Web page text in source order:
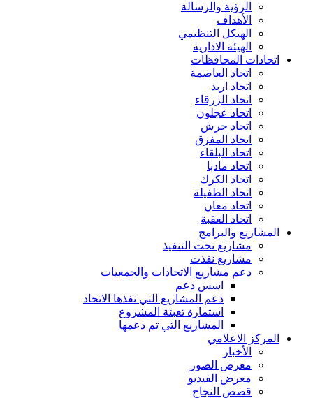
الرؤية والرسالة
الأهداف
الهيكل التنظيمي
الهيئة الادارية
اتحادات المحافظات
اتحاد العاصمة
اتحاد اربد
اتحاد الزرقاء
اتحاد عجلون
اتحاد جرش
اتحاد المفرق
اتحاد البلقاء
اتحاد مادبا
اتحاد الكرك
اتحاد الطفيلة
اتحاد معان
اتحاد العقبة
المشاريع والبرامج
مشاريع تحت التنفيذ
مشاريع نفذت
دعم مشاريع الاتحادات والجمعيات
اسس دعم
دعم المشاريع التي نفذها الاتحاد
استمارة تعبئة المشروع
المشاريع التي تم دعمها
المركز الاعلامي
الأخبار
معرض الصور
معرض الفيديو
قصص النجاح